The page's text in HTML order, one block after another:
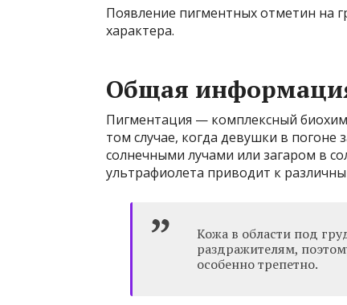
Появление пигментных отметин на
характера.
Общая
Пигментация — комплексный
том случае, когда девушки в
солнечными лучами или загаром в
ультрафиолета приводит к
Кожа в области под
раздражителям,
особенно трепетно.